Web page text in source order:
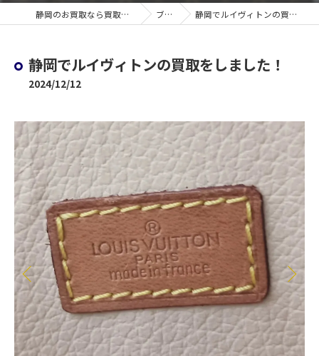
静岡のお買取なら買取大吉 新静岡店 ブログ 静岡でルイヴィトンの買取をしました！
静岡でルイヴィトンの買取をしました！
2024/12/12